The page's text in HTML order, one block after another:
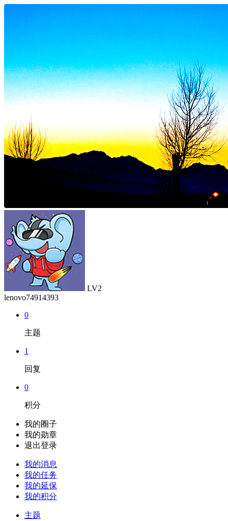
LV2
lenovo74914393
0
主题
1
回复
0
积分
我的圈子
我的勋章
退出登录
我的消息
我的任务
我的延保
我的积分
主题